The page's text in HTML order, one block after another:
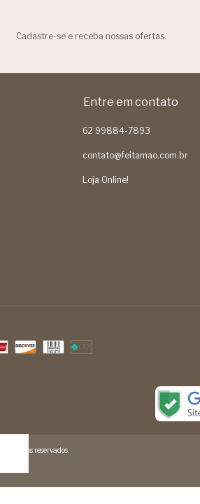
Cadastre-se e receba nossas ofertas.
Entre em contato
62 99884-7893
contato@feitamao.com.br
Loja Online!
direitos reservados.